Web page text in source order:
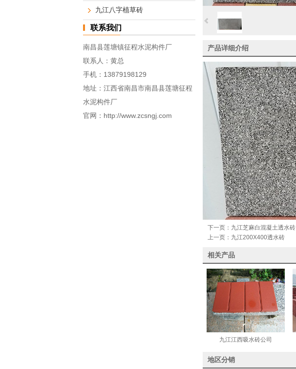
产品详细介绍
下一页： 九江芝麻白混凝土透水砖
上一页： 九江200X400透水砖
相关产品
九江江西吸水砖公司
地区分销
九江八字植草砖
联系我们
南昌县莲塘镇征程水泥构件厂
联系人：黄总
手机： 13879198129
地址：江西省南昌市南昌县莲塘征程
水泥构件厂
官网： http://www.zcsngj.com